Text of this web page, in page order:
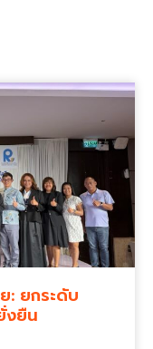
: ยกระดับ
งยืน